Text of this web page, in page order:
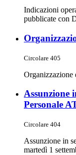
Indicazioni
pubblicate con
Circolare 405
Organizzazione
Assunzione
Personale
Circolare 404
Assunzione in
martedì 1